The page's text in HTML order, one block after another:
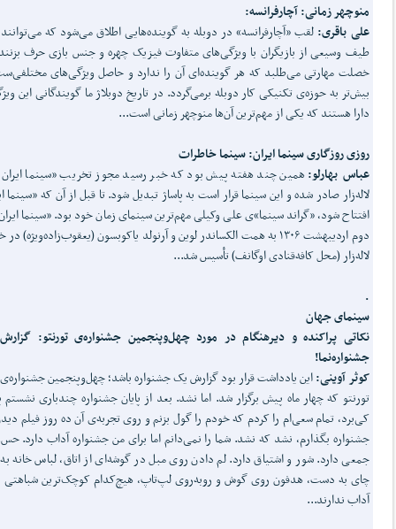
منوچهر زمانی: آچارفرانسه:
علی باقری: لقب «آچارفرانسه» در دوبله به گوینده‌هایی اطلاق می‌شود که
طیف وسیعی از بازیگران با ویژگی‌های متفاوت فیزیک چهره و جنس بازی حرف
خصلت مهارتی می‌طلبد که هر گوینده‌ای آن را ندارد و حاصل ویژگی‌های
بیش‌تر به حوزه‌ی تکنیکی کار دوبله برمی‌گردد. در تاریخ دوبلاژ ما گویندگانی این
دارا هستند که یکی از مهم‌ترین آن‌ها منوچهر زمانی است...
روزی روزگاری سینما ایران: سینما خاطرات
عباس بهارلو:همین چند هفته پیش بود که خبر رسید مجوز تخریب «سینما
لاله‌زار صادر شده و این سینما قرار است به پاساژ تبدیل شود. تا قبل از آن که «سینما
افتتاح شود، «گراند سینما»ی علی وکیلی مهم‌ترین سینمای زمان خود بود. «سینما
دوم اردیبهشت ۱۳۰۶ به همت الکساندر لوین و آرنولد یاکوبسون (یعقوب‌زاده‌ویژه) در
لاله‌زار (محل کافه‌قنادی اوگانف) تأسیس شد...
.
سینمای جهان
نکاتی پراکنده و دیرهنگام در مورد چهل‌وپنجمین جشنواره‌ی تورنتو:
جشنواره‌نما!
کوثر آوینی:این یادداشت قرار بود گزارش یک جشنواره باشد؛ چهل‌وپنجمین
تورنتو که چهار ماه پیش برگزار شد. اما نشد. بعد از پایان جشنواره چندباری
کی‌برد، تمام سعی‌ام را کردم که خودم را گول بزنم و روی تجربه‌ی آن ده روز فیلم
جشنواره بگذارم، نشد که نشد. شما را نمی‌دانم اما برای من جشنواره آداب دارد.
جمعی دارد. شور و اشتیاق دارد. لم دادن روی مبل در گوشه‌ای از اتاق، لباس خانه
چای به دست، هدفون روی گوش و روبه‌روی لپ‌تاپ، هیچ‌کدام کوچک‌ترین شباهتی
آداب ندارند...